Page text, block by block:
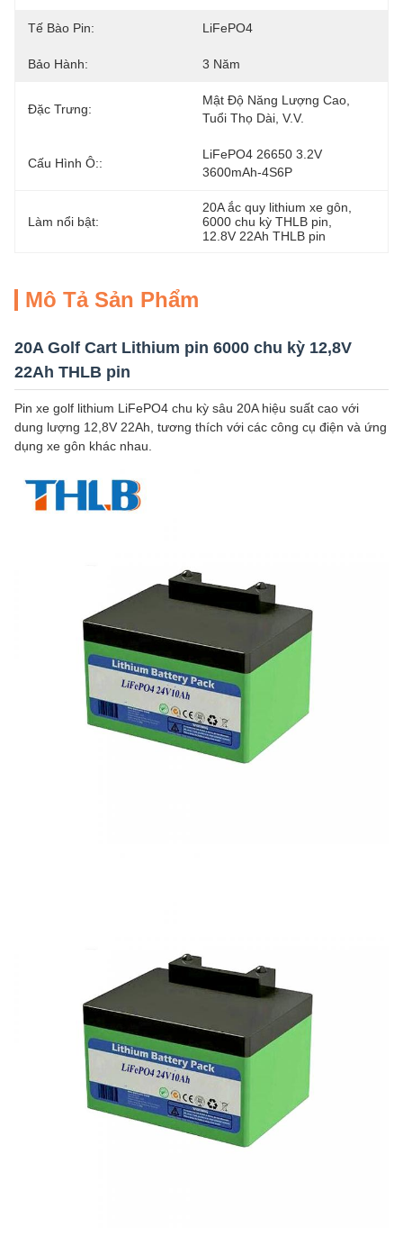
Tế Bào Pin: LiFePO4
Bảo Hành: 3 Năm
Đặc Trưng:
Mật Độ Năng Lượng Cao,
Tuổi Thọ Dài, V.v.
Cấu Hình Ô::
LiFePO4 26650 3.2V
3600mAh-4S6P
Làm nổi bật:
20A ắc quy lithium xe gôn
6000 chu kỳ THLB pin
12.8V 22Ah THLB pin
Mô Tả Sản Phẩm
20A Golf Cart Lithium pin 6000 chu kỳ 12,8V
22Ah THLB pin
Pin xe golf lithium LiFePO4 chu kỳ sâu 20A hiệu suất cao với
dung lượng 12,8V 22Ah, tương thích với các công cụ điện và ứng
dụng xe gôn khác nhau.